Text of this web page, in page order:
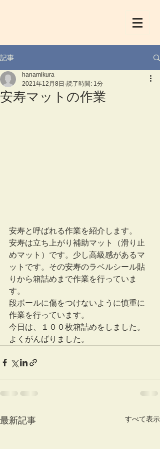
記事
安寿マットの作業
hanamikura
2021年12月8日 読了時間: 1分
安寿と呼ばれる作業を紹介します。
安寿は立ち上がり補助マット（滑り止
めマット）です。少し高級感があるマ
ットです。その安寿のラベルシール貼
りから箱詰めまで作業を行っていま
す。
段ボールに傷をつけないように慎重に
作業を行っています。
今日は、１００枚箱詰めをしました。
よくがんばりました。
最新記事 すべて表示